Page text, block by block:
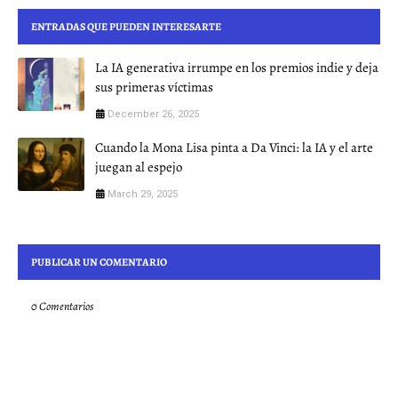
ENTRADAS QUE PUEDEN INTERESARTE
La IA generativa irrumpe en los premios indie y deja
sus primeras víctimas
December 26, 2025
Cuando la Mona Lisa pinta a Da Vinci: la IA y el arte
juegan al espejo
March 29, 2025
PUBLICAR UN COMENTARIO
0 Comentarios